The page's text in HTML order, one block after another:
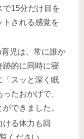
で15分だけ目を
トされる感覚を
児は、常に誰か
跡的に同時に寝
「スッと深く眠
たおかげで、
できました。
る体力も回
ください。